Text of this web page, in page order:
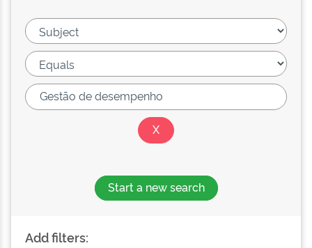
Start a new search
Add filters: